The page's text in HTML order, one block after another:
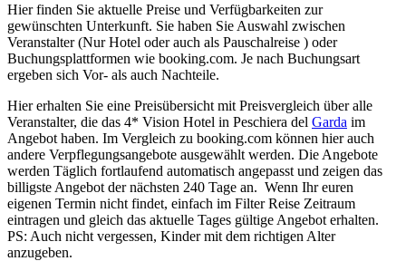
Hier finden Sie aktuelle Preise und Verfügbarkeiten zur
gewünschten Unterkunft. Sie haben Sie Auswahl zwischen
Veranstalter (Nur Hotel oder auch als Pauschalreise ) oder
Buchungsplattformen wie booking.com. Je nach Buchungsart
ergeben sich Vor- als auch Nachteile.
Hier erhalten Sie eine Preisübersicht mit Preisvergleich über alle
Veranstalter, die das 4* Vision Hotel in Peschiera del Garda im
Angebot haben. Im Vergleich zu booking.com können hier auch
andere Verpflegungsangebote ausgewählt werden. Die Angebote
werden Täglich fortlaufend automatisch angepasst und zeigen das
billigste Angebot der nächsten 240 Tage an. Wenn Ihr euren
eigenen Termin nicht findet, einfach im Filter Reise Zeitraum
eintragen und gleich das aktuelle Tages gültige Angebot erhalten.
PS: Auch nicht vergessen, Kinder mit dem richtigen Alter
anzugeben.